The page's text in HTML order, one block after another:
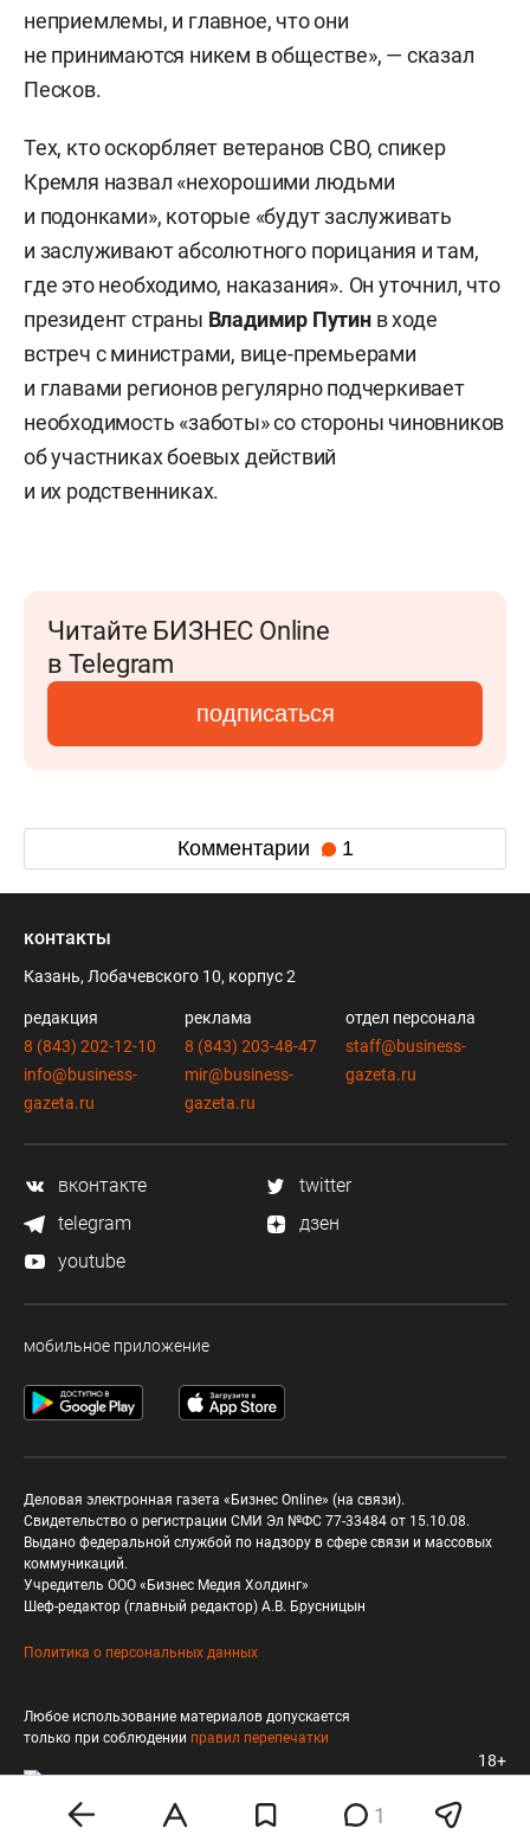
неприемлемы, и главное, что они
не принимаются никем в обществе», — сказал
Песков.
Тех, кто оскорбляет ветеранов СВО, спикер
Кремля назвал «нехорошими людьми
и подонками», которые «будут заслуживать
и заслуживают абсолютного порицания и там,
где это необходимо, наказания». Он уточнил, что
президент страны Владимир Путинв ходе
встреч с министрами, вице-премьерами
и главами регионов регулярно подчеркивает
необходимость «заботы» со стороны чиновников
об участниках боевых действий
и их родственниках.
Читайте БИЗНЕС Online
в Telegram
подписаться
Комментарии 1
1
контакты
Казань, Лобачевского 10, корпус 2
редакция
8 (843) 202-12-10
info@business-
gazeta.ru
реклама
8 (843) 203-48-47
mir@business-
gazeta.ru
отдел персонала
staff@business-
gazeta.ru
вконтакте
twitter
telegram
дзен
youtube
мобильное приложение
Деловая электронная газета «Бизнес Online» (на связи).
Свидетельство о регистрации СМИ Эл №ФС 77-33484 от 15.10.08.
Выдано федеральной службой по надзору в сфере связи и массовых
коммуникаций.
Учредитель ООО «Бизнес Медия Холдинг»
Шеф-редактор (главный редактор) А.В. Брусницын
Политика о персональных данных
Любое использование материалов допускается
только при соблюдении правил перепечатки
18+